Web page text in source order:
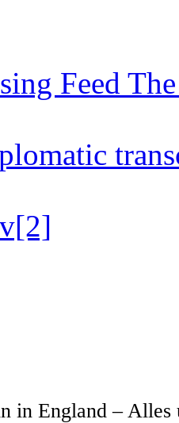
Feed
in England – Alles